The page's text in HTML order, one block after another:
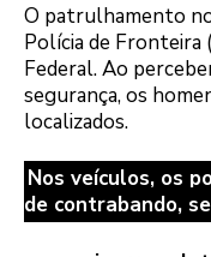
O patrulhamento
Polícia de Fronteira
Federal. Ao
segurança, os
localizados.
Nos veículos, os
de contrabando,